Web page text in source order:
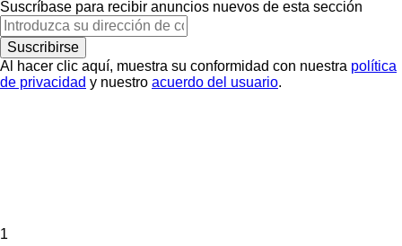
Suscríbase para recibir anuncios nuevos de esta sección
Suscribirse
Al hacer clic aquí, muestra su conformidad con nuestra política
de privacidad y nuestro acuerdo del usuario.
1